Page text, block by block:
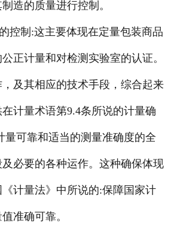
造的质量进行控制。
制:这主要体现在定量包装商品
正计量和对检测实验室的认证。
其相应的技术手段，综合起来
计量术语第9.4条所说的计量确
量可靠和适当的测量准确度的全
必要的各种运作。这种确保体现
计量法》中所说的:保障国家计
值准确可靠。